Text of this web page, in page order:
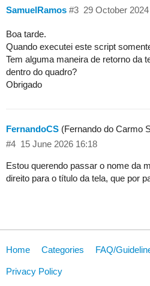
SamuelRamos 29 October
#3
Boa tarde.
Quando executei este script
Tem alguma maneira de retorno da
dentro do quadro?
Obrigado
FernandoCS (Fernando do Carmo
15 June 2026 16:18
#4
Estou querendo passar o nome da
direito para o título da tela, que por
Home Categories FAQ/
Privacy Policy